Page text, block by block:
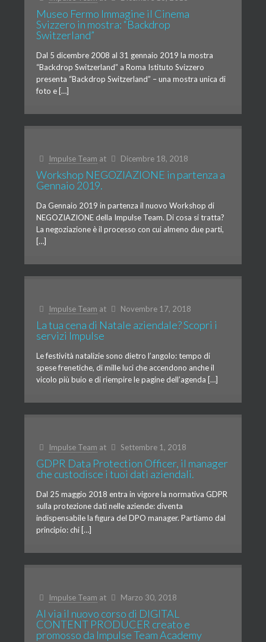
Museo Fermo Immagine il Cinema
Svizzero in mostra: “Backdrop
Switzerland”
Dal 5 dicembre 2008 al 31 gennaio 2019 la mostra
“Backdrop Switzerland” a Roma Istituto Svizzero
presenta “Backdrop Switzerland” – una mostra unica di
foto e […]
Impulse Team at Dicembre 18, 2018
Workshop NEGOZIAZIONE in partenza a
Gennaio 2019.
Da Gennaio 2019 in partenza il nuovo Workshop di
NEGOZIAZIONE della Impulse Team. Di cosa si tratta?
La negoziazione è il processo con cui almeno due parti,
[…]
Impulse Team at Novembre 17, 2018
La tua cena di Natale aziendale? Scopri i
servizi Impulse
Le festività natalizie sono dietro l’angolo: tempo di
spese frenetiche, di mille luci che accendono anche il
vicolo più buio e di riempire le pagine dell’agenda […]
Impulse Team at Settembre 1, 2018
GDPR Data Protection Officer, il manager
che custodisce i tuoi dati aziendali.
Dal 25 maggio 2018 entra in vigore la normativa GDPR
sulla protezione dati nelle aziende: diventa
indispensabile la figura del DPO manager. Partiamo dal
principio: chi […]
Impulse Team at Marzo 30, 2018
Al via il nuovo corso di DIGITAL
CONTENT PRODUCER creato e
promosso da Impulse Team Academy